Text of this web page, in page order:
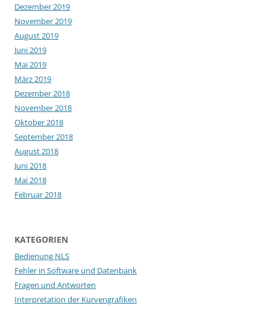
Dezember 2019
November 2019
August 2019
Juni 2019
Mai 2019
März 2019
Dezember 2018
November 2018
Oktober 2018
September 2018
August 2018
Juni 2018
Mai 2018
Februar 2018
KATEGORIEN
Bedienung NLS
Fehler in Software und Datenbank
Fragen und Antworten
Interpretation der Kurvengrafiken